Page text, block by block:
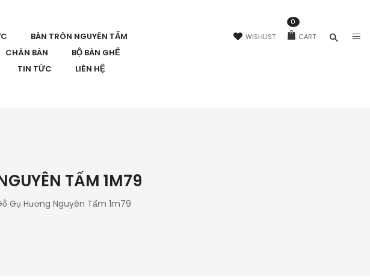
BÀN TRÒN NGUYÊN TẤM
CHÂN BÀN
BỘ BÀN GHẾ
TIN TỨC LIÊN HỆ
WISHLIST CART
0
TẤM 1M79
Gụ Hương Nguyên Tấm 1m79